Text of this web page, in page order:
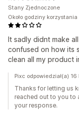
It sadly didnt make
confused on how its
clean all my product
Stany Zjednoczone
Około godziny
Pixc odpowiedział(a)
Thanks for letting us
reached out to you to
your response.